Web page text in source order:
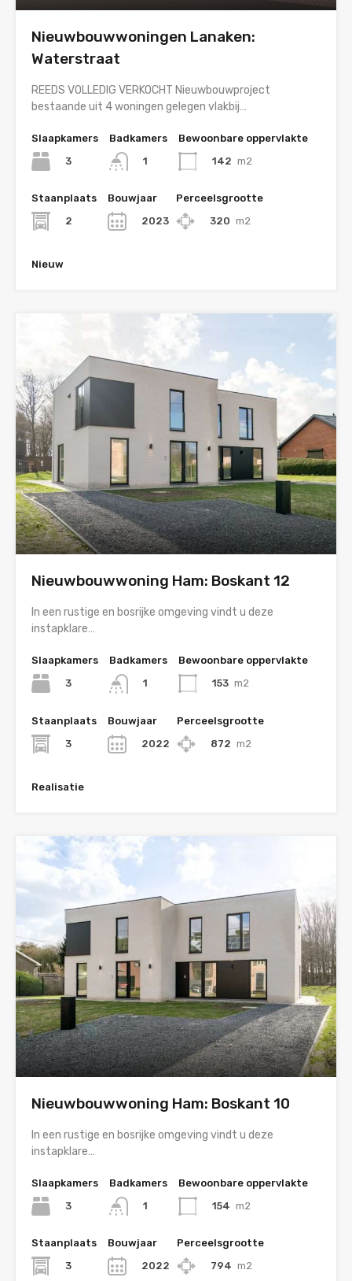
Nieuwbouwwoningen Lanaken:
Waterstraat
REEDS VOLLEDIG VERKOCHT Nieuwbouwproject
bestaande uit 4 woningen gelegen vlakbij…
Slaapkamers
3
Badkamers
1
Bewoonbare oppervlakte
142 m2
Staanplaats
2
Bouwjaar
2023
Perceelsgrootte
320 m2
Nieuw
Nieuwbouwwoning Ham: Boskant 12
In een rustige en bosrijke omgeving vindt u deze
instapklare…
Slaapkamers
3
Badkamers
1
Bewoonbare oppervlakte
153 m2
Staanplaats
3
Bouwjaar
2022
Perceelsgrootte
872 m2
Realisatie
Nieuwbouwwoning Ham: Boskant 10
In een rustige en bosrijke omgeving vindt u deze
instapklare…
Slaapkamers
3
Badkamers
1
Bewoonbare oppervlakte
154 m2
Staanplaats
3
Bouwjaar
2022
Perceelsgrootte
794 m2